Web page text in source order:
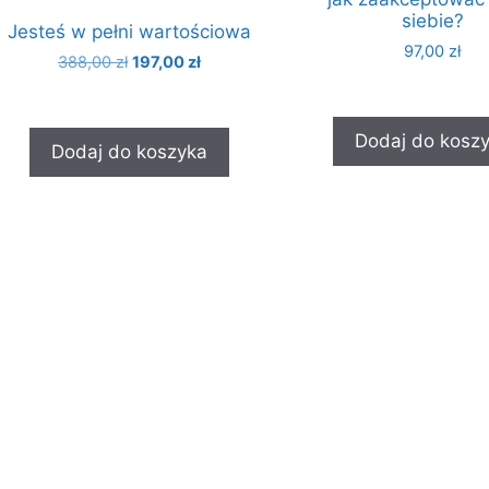
Jesteś w pełni wartościowa
388,00zł 197,00zł
Dodaj do koszyka
siebie?
97,00zł
Dodaj do